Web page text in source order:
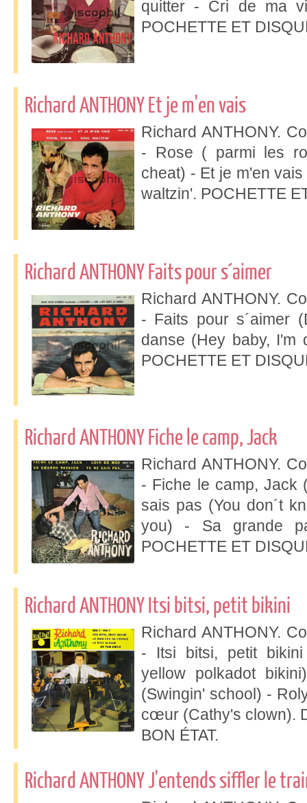
quitter - Cri de ma
POCHETTE ET
Richard ANTHONY Et je m'en vais
Richard ANTHONY.
- Rose ( parmi les
cheat) - Et je m'en
waltzin'. POCHETTE
Richard ANTHONY Faits pour s´aimer
Richard ANTHONY.
- Faits pour s´aimer
danse (Hey baby, I'm
POCHETTE ET
Richard ANTHONY Fiche le camp, Jack
Richard ANTHONY.
- Fiche le camp, Jack
sais pas (You don´t
you) - Sa grande
POCHETTE ET
Richard ANTHONY Itsi bitsi, petit bikini
Richard ANTHONY.
- Itsi bitsi, petit
yellow polkadot
(Swingin' school) -
cœur (Cathy's clown).
BON ÉTAT.
Richard ANTHONY J'entends siffler le